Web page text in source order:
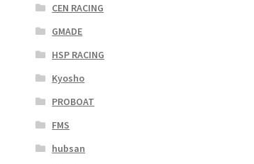
CEN RACING
GMADE
HSP RACING
Kyosho
PROBOAT
FMS
hubsan